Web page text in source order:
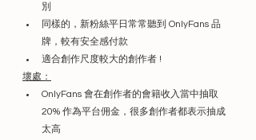
別
同樣的，新粉絲平日常常聽到 OnlyFans 品
牌，較有安全感付款
適合創作尺度較大的創作者 !
壞處：
OnlyFans 會在創作者的會籍收入當中抽取
20% 作為平台佣金，很多創作者都表示抽成
太高